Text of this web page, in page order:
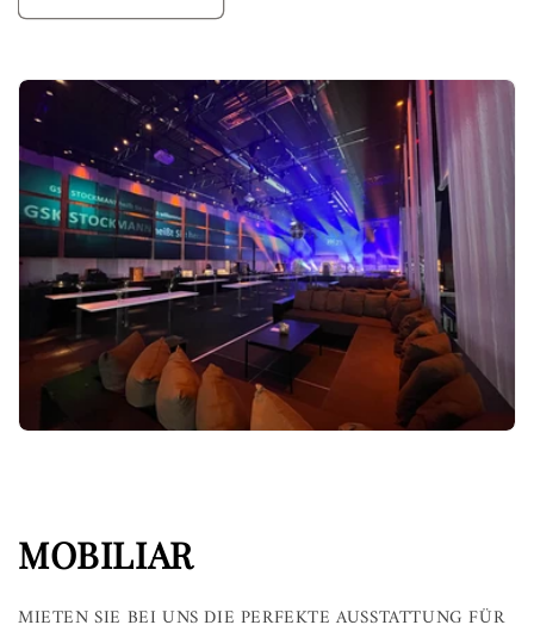
MOBILIAR
MIETEN SIE BEI UNS DIE PERFEKTE AUSSTATTUNG FÜR